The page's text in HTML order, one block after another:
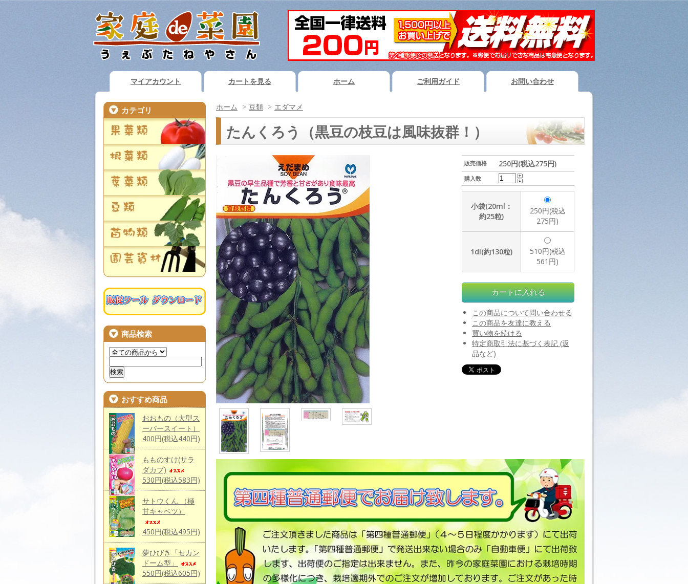
マイアカウント カートを見る ホーム ご利用ガイド お問い合わせ
ホーム > 豆類 > エダマメ
たんくろう（黒豆の枝豆は風味抜群！）
販売価格 250円(税込275円)
購入数
小袋(20ml：
約25粒)
250円(税込
275円)
1dl(約130粒)
510円(税込
561円)
この商品について問い合わせる
この商品を友達に教える
買い物を続ける
特定商取引法に基づく表記 (返
品など)
カテゴリ
商品検索
おすすめ商品
おおもの（大型ス
ーパースイート）
400円(税込440円)
もものすけ(サラ
ダカブ)
530円(税込583円)
サトウくん （極
甘キャベツ）
450円(税込495円)
夢ひびき「セカン
ドーム型」
550円(税込605円)